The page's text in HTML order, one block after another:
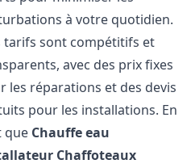
à votre quotidien.
tarifs sont compétitifs et
avec des prix fixes
les réparations et des devis
pour les installations. En
que Chauffe eau
Chaffoteaux